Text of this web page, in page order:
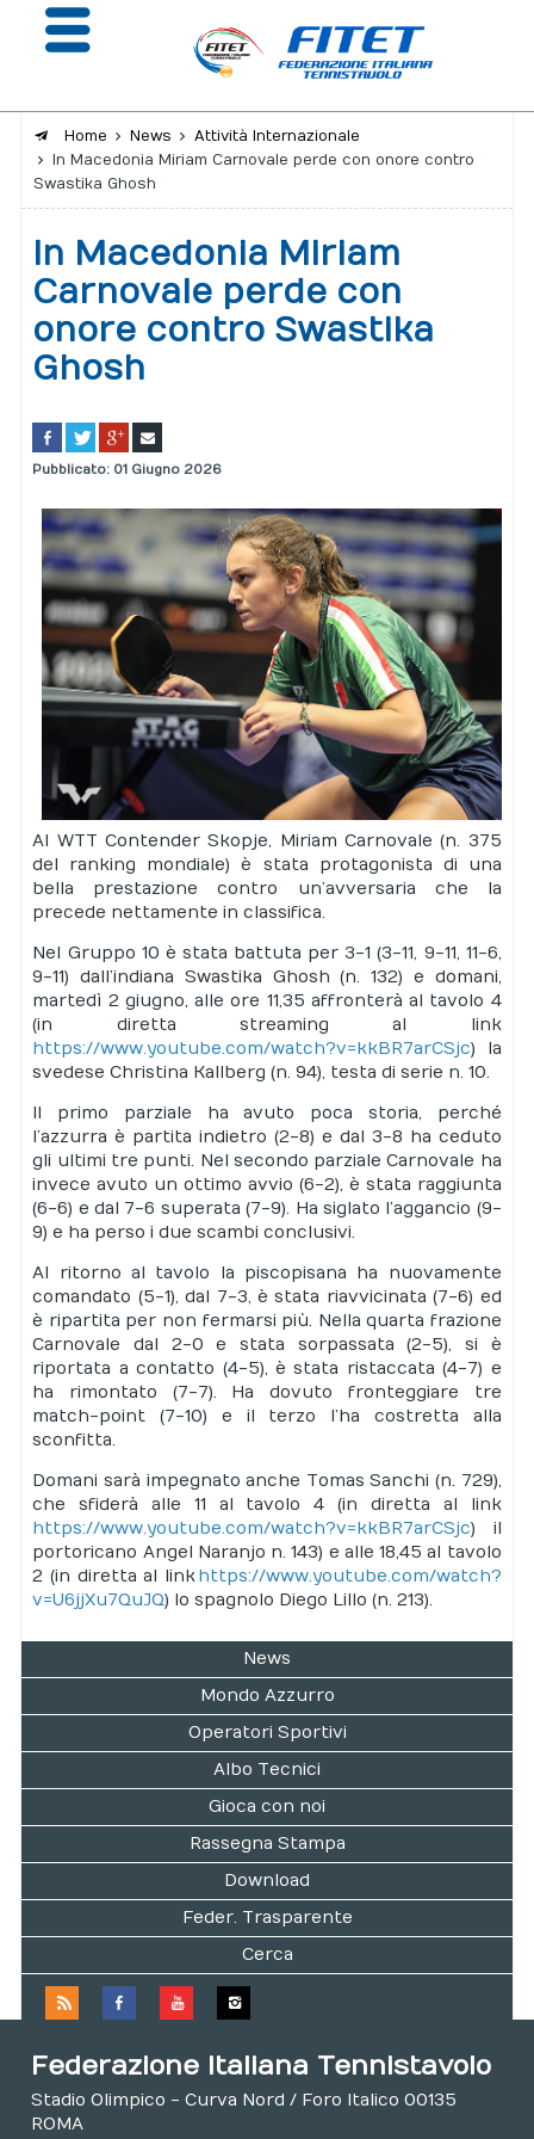
Giustizia
Safeguarding
Portale risultati
Home News
Attività Internazionale
In Macedonia Miriam Carnovale perde con onore contro
Swastika Ghosh
In Macedonia Miriam
Carnovale perde con
onore contro Swastika
Ghosh
Pubblicato: 01 Giugno 2026
Al WTT Contender Skopje, Miriam Carnovale (n. 375
del ranking mondiale) è stata protagonista di una
bella prestazione contro un’avversaria che la
precede nettamente in classifica.
Nel Gruppo 10 è stata battuta per 3-1 (3-11, 9-11, 11-6,
9-11) dall’indiana Swastika Ghosh (n. 132) e domani,
martedì 2 giugno, alle ore 11,35 affronterà al tavolo 4
(in diretta streaming al link
https://www.youtube.com/watch?v=kkBR7arCSjc) la
svedese Christina Kallberg (n. 94), testa di serie n. 10.
Il primo parziale ha avuto poca storia, perché
l’azzurra è partita indietro (2-8) e dal 3-8 ha ceduto
gli ultimi tre punti. Nel secondo parziale Carnovale ha
invece avuto un ottimo avvio (6-2), è stata raggiunta
(6-6) e dal 7-6 superata (7-9). Ha siglato l’aggancio (9-
9) e ha perso i due scambi conclusivi.
Al ritorno al tavolo la piscopisana ha nuovamente
comandato (5-1), dal 7-3, è stata riavvicinata (7-6) ed
è ripartita per non fermarsi più. Nella quarta frazione
Carnovale dal 2-0 e stata sorpassata (2-5), si è
riportata a contatto (4-5), è stata ristaccata (4-7) e
ha rimontato (7-7). Ha dovuto fronteggiare tre
match-point (7-10) e il terzo l’ha costretta alla
sconfitta.
Domani sarà impegnato anche Tomas Sanchi (n. 729),
che sfiderà alle 11 al tavolo 4 (in diretta al link
https://www.youtube.com/watch?v=kkBR7arCSjc) il
portoricano Angel Naranjo n. 143) e alle 18,45 al tavolo
2 (in diretta al linkhttps://www.youtube.com/watch?
v=U6jjXu7QuJQ) lo spagnolo Diego Lillo (n. 213).
News
Mondo Azzurro
Operatori Sportivi
Albo Tecnici
Gioca con noi
Rassegna Stampa
Download
Feder. Trasparente
Cerca
Federazione Italiana Tennistavolo
Stadio Olimpico - Curva Nord / Foro Italico 00135
ROMA